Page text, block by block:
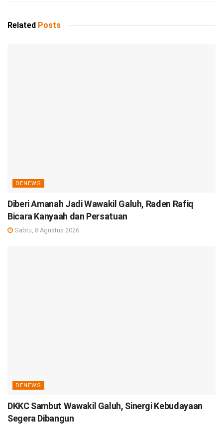
Related Posts
DENEWS
Diberi Amanah Jadi Wawakil Galuh, Raden Rafiq
Bicara Kanyaah dan Persatuan
Sabtu, 8 Agustus 2026
DENEWS
DKKC Sambut Wawakil Galuh, Sinergi Kebudayaan
Segera Dibangun